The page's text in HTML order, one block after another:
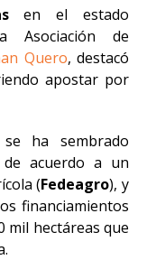
en el estado
Asociación de
Quero, destacó
apostar por
ha sembrado
acuerdo a un
(Fedeagro), y
financiamientos
mil hectáreas que